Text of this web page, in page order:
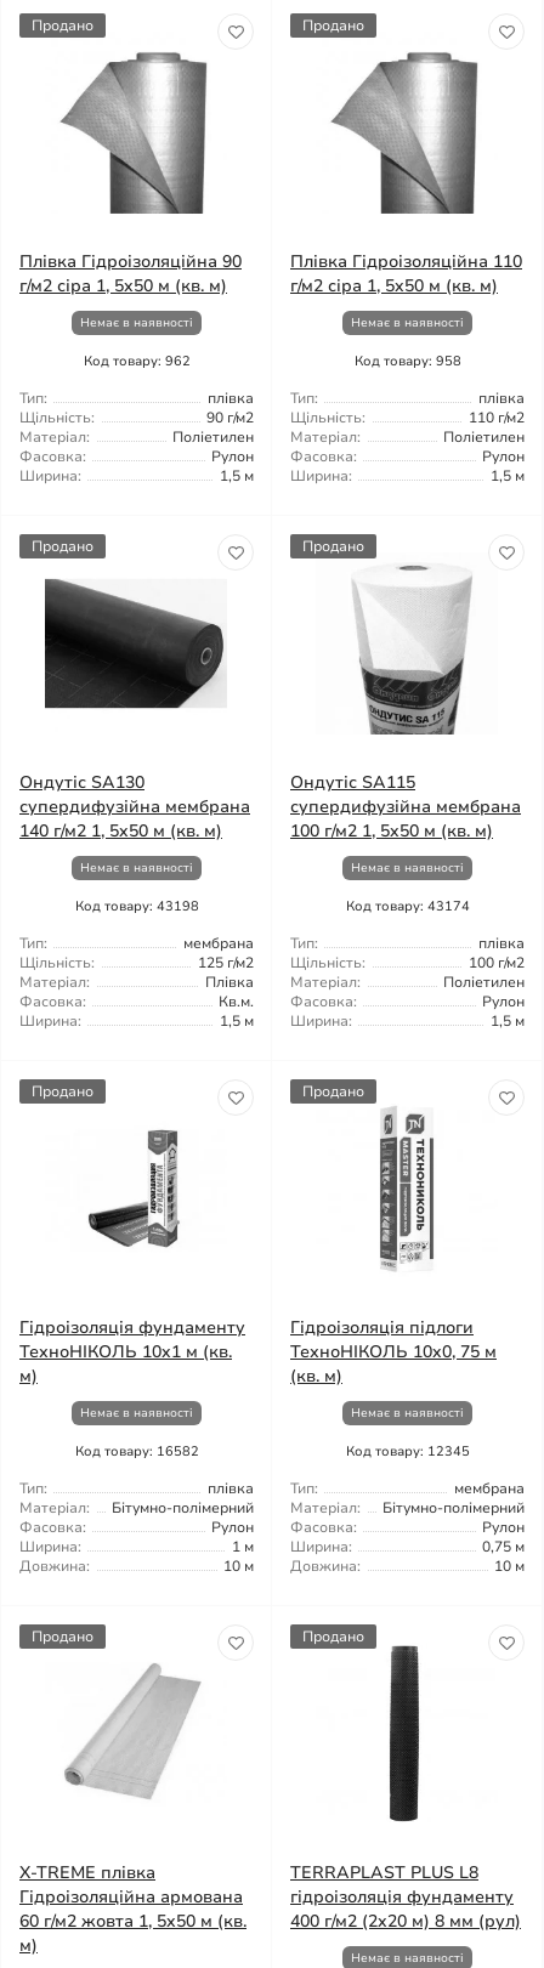
Продано
Плівка Гідроізоляційна 90
г/м2 сіра 1, 5x50 м (кв. м)
Немає в наявності
Код товару: 962
Тип:
плівка
Щільність:
90 г/м2
Матеріал:
Поліетилен
Фасовка:
Рулон
Ширина:
1,5 м
Продано
Плівка Гідроізоляційна 110
г/м2 сіра 1, 5x50 м (кв. м)
Немає в наявності
Код товару: 958
Тип:
плівка
Щільність:
110 г/м2
Матеріал:
Поліетилен
Фасовка:
Рулон
Ширина:
1,5 м
Продано
Ондутіс SA130
супердифузійна мембрана
140 г/м2 1, 5x50 м (кв. м)
Немає в наявності
Код товару: 43198
Тип:
мембрана
Щільність:
125 г/м2
Матеріал:
Плівка
Фасовка:
Кв.м.
Ширина:
1,5 м
Продано
Ондутіс SA115
супердифузійна мембрана
100 г/м2 1, 5x50 м (кв. м)
Немає в наявності
Код товару: 43174
Тип:
плівка
Щільність:
100 г/м2
Матеріал:
Поліетилен
Фасовка:
Рулон
Ширина:
1,5 м
Продано
Гідроізоляція фундаменту
ТехноНІКОЛЬ 10x1 м (кв.
м)
Немає в наявності
Код товару: 16582
Тип:
плівка
Матеріал:
Бітумно-полімерний
Фасовка:
Рулон
Ширина:
1 м
Довжина:
10 м
Продано
Гідроізоляція підлоги
ТехноНІКОЛЬ 10x0, 75 м
(кв. м)
Немає в наявності
Код товару: 12345
Тип:
мембрана
Матеріал:
Бітумно-полімерний
Фасовка:
Рулон
Ширина:
0,75 м
Довжина:
10 м
Продано
X-TREME плівка
Гідроізоляційна армована
60 г/м2 жовта 1, 5x50 м (кв.
м)
Продано
TERRAPLAST PLUS L8
гідроізоляція фундаменту
400 г/м2 (2x20 м) 8 мм (рул)
Немає в наявності